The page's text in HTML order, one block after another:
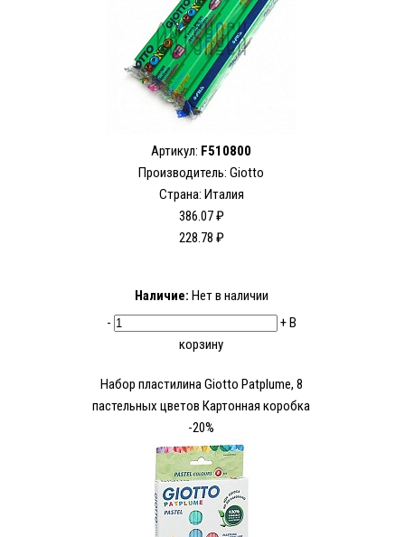
Артикул: F510800
Производитель: Giotto
Страна: Италия
386.07 ₽
228.78 ₽
Наличие: Нет в наличии
-
+В
корзину
Набор пластилина Giotto Patplume, 8
пастельных цветов Картонная коробка
-20%